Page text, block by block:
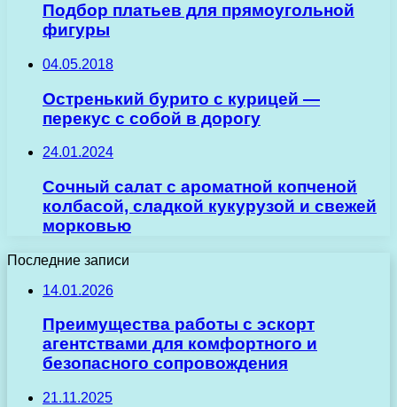
Подбор платьев для прямоугольной
фигуры
04.05.2018
Остренький бурито с курицей —
перекус с собой в дорогу
24.01.2024
Сочный салат с ароматной копченой
колбасой, сладкой кукурузой и свежей
морковью
Последние записи
14.01.2026
Преимущества работы с эскорт
агентствами для комфортного и
безопасного сопровождения
21.11.2025